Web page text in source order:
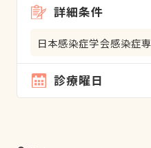
詳細条件
日本感染症学会感染症
診療曜日